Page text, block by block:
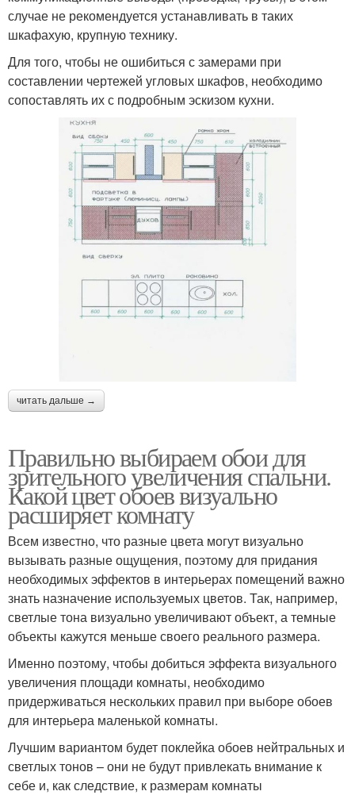
случае не рекомендуется устанавливать в таких
шкафахую, крупную технику.
Для того, чтобы не ошибиться с замерами при
составлении чертежей угловых шкафов, необходимо
сопоставлять их с подробным эскизом кухни.
читать дальше →
Правильно выбираем обои для
зрительного увеличения спальни.
Какой цвет обоев визуально
расширяет комнату
Всем известно, что разные цвета могут визуально
вызывать разные ощущения, поэтому для придания
необходимых эффектов в интерьерах помещений важно
знать назначение используемых цветов. Так, например,
светлые тона визуально увеличивают объект, а темные
объекты кажутся меньше своего реального размера.
Именно поэтому, чтобы добиться эффекта визуального
увеличения площади комнаты, необходимо
придерживаться нескольких правил при выборе обоев
для интерьера маленькой комнаты.
Лучшим вариантом будет поклейка обоев нейтральных и
светлых тонов – они не будут привлекать внимание к
себе и, как следствие, к размерам комнаты